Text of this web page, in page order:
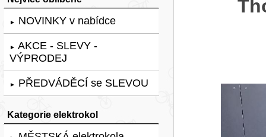
► NOVINKY v nabídce
► AKCE - SLEVY -
VÝPRODEJ
► PŘEDVÁDĚCÍ se SLEVOU
Kategorie elektrokol